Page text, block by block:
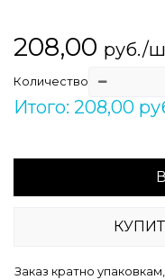
208,00 руб./
Количество
Итого: 208,00
Заказ кратно